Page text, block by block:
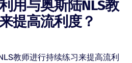
用与奥斯陆NLS教
提高流利度？
教师进行持续练习来提高流利